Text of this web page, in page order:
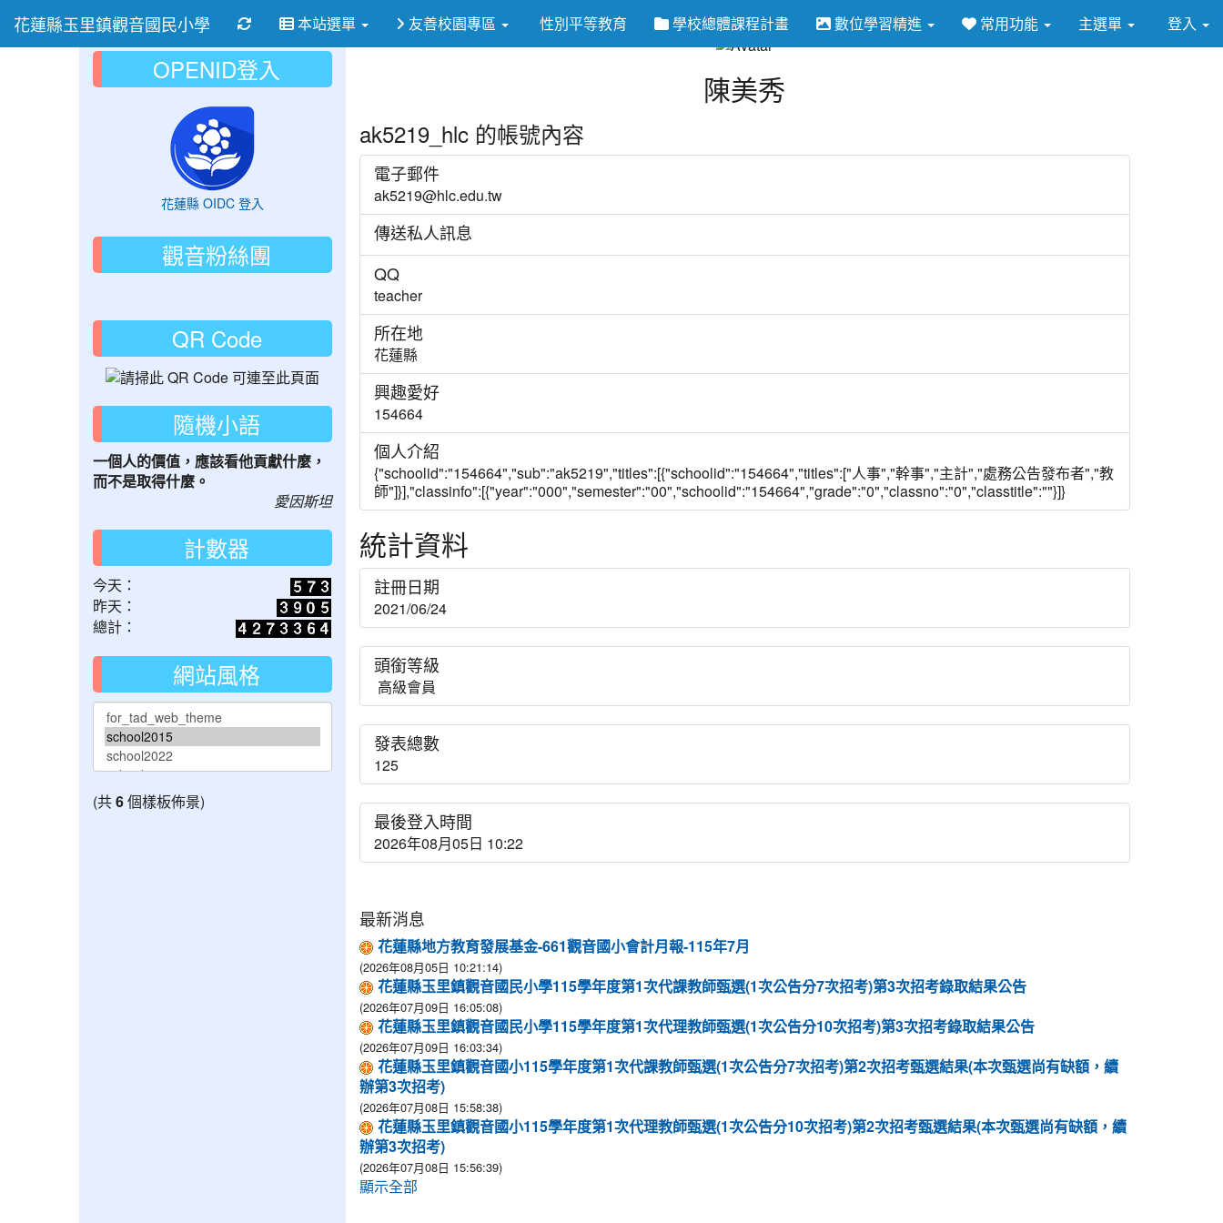
花蓮縣玉里鎮觀音國民小學 重新取得佈景設定
本站選單 友善校園專區 性別平等教育 學校總體課程計畫 數位學習精進 常用功能 主選單 登入
陳美秀
ak5219_hlc 的帳號內容
電子郵件
ak5219@hlc.edu.tw
傳送私人訊息
QQ
teacher
所在地
花蓮縣
興趣愛好
154664
個人介紹
{"schoolid":"154664","sub":"ak5219","titles":[{"schoolid":"154664","titles":["人事","幹事","主計","處務公告發布者","教
師"]}],"classinfo":[{"year":"000","semester":"00","schoolid":"154664","grade":"0","classno":"0","classtitle":""}]}
統計資料
註冊日期
2021/06/24
頭銜等級
高級會員
發表總數
125
最後登入時間
2026年08月05日 10:22
最新消息
花蓮縣地方教育發展基金-661觀音國小會計月報-115年7月
(2026年08月05日 10:21:14)
花蓮縣玉里鎮觀音國民小學115學年度第1次代課教師甄選(1次公告分7次招考)第3次招考錄取結果公告
(2026年07月09日 16:05:08)
花蓮縣玉里鎮觀音國民小學115學年度第1次代理教師甄選(1次公告分10次招考)第3次招考錄取結果公告
(2026年07月09日 16:03:34)
花蓮縣玉里鎮觀音國小115學年度第1次代課教師甄選(1次公告分7次招考)第2次招考甄選結果(本次甄選尚有缺額，續
辦第3次招考)
(2026年07月08日 15:58:38)
花蓮縣玉里鎮觀音國小115學年度第1次代理教師甄選(1次公告分10次招考)第2次招考甄選結果(本次甄選尚有缺額，續
辦第3次招考)
(2026年07月08日 15:56:39)
顯示全部
OPENID登入
花蓮縣 OIDC 登入
觀音粉絲團
QR Code
隨機小語
一個人的價值，應該看他貢獻什麼，
而不是取得什麼。
愛因斯坦
計數器
今天：
昨天：
總計：
網站風格
(共6個樣板佈景)